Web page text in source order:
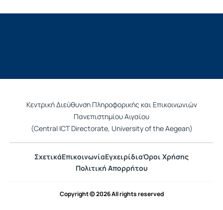
Κεντρική Διεύθυνση Πληροφορικής και Επικοινωνιών
Πανεπιστημίου Αιγαίου
(Central ICT Directorate, University of the Aegean)
ΣχετικάΕπικοινωνίαΕγχειρίδιαΌροι Χρήσης
Πολιτική Απορρήτου
Copyright © 2026 All rights reserved